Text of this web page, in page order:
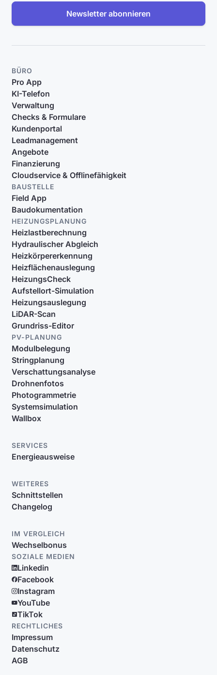
Newsletter abonnieren
BÜRO
Pro App
KI-Telefon
Verwaltung
Checks & Formulare
Kundenportal
Leadmanagement
Angebote
Finanzierung
Cloudservice & Offlinefähigkeit
BAUSTELLE
Field App
Baudokumentation
HEIZUNGSPLANUNG
Heizlastberechnung
Hydraulischer Abgleich
Heizkörpererkennung
Heizflächenauslegung
HeizungsCheck
Aufstellort-Simulation
Heizungsauslegung
LiDAR-Scan
Grundriss-Editor
PV-PLANUNG
Modulbelegung
Stringplanung
Verschattungsanalyse
Drohnenfotos
Photogrammetrie
Systemsimulation
Wallbox
SERVICES
Energieausweise
WEITERES
Schnittstellen
Changelog
IM VERGLEICH
Wechselbonus
SOZIALE MEDIEN
Linkedin
Facebook
Instagram
YouTube
TikTok
RECHTLICHES
Impressum
Datenschutz
AGB